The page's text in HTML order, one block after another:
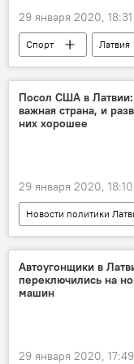
29 января 2020, 18:31
Спорт
Латвия
Открытый чемпионат
Посол США в Латвии:
важная страна, и
них хорошее
29 января 2020, 18:10
Новости политики
Латвия
СМИ
оборона
Автоугонщики в
переключились на
машин
29 января 2020, 17:49